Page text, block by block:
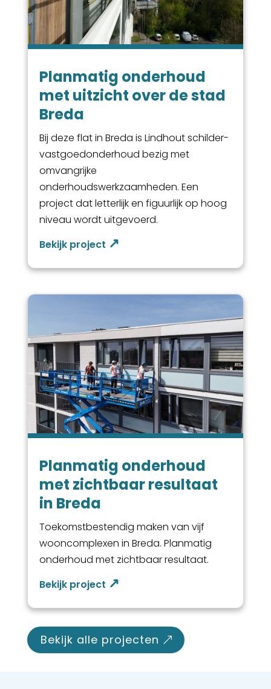
Planmatig onderhoud
met uitzicht over de stad
Breda
Bij deze flat in Breda is Lindhout schilder-
vastgoedonderhoud bezig met
omvangrijke
onderhoudswerkzaamheden. Een
project dat letterlijk en figuurlijk op hoog
niveau wordt uitgevoerd.
Planmatig onderhoud
met zichtbaar resultaat
in Breda
Toekomstbestendig maken van vijf
wooncomplexen in Breda. Planmatig
onderhoud met zichtbaar resultaat.
bekijk alle projecten